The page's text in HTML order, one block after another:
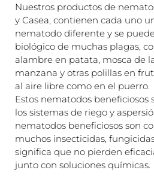
Nuestros productos de
y Casea, contienen cada uno
nematodo diferente y se
biológico de muchas plagas,
alambre en patata, mosca de
manzana y otras polillas en
al aire libre como en el puerro.
Estos nematodos beneficiosos
los sistemas de riego y
nematodos beneficiosos son
muchos insecticidas,
significa que no pierden
junto con soluciones químicas.